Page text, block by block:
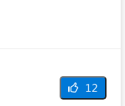
12